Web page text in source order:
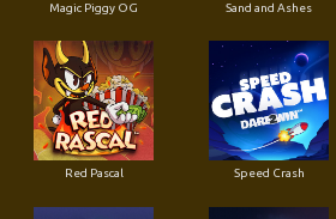
Magic Piggy OG Sand and Ashes
Red Pascal Speed Crash